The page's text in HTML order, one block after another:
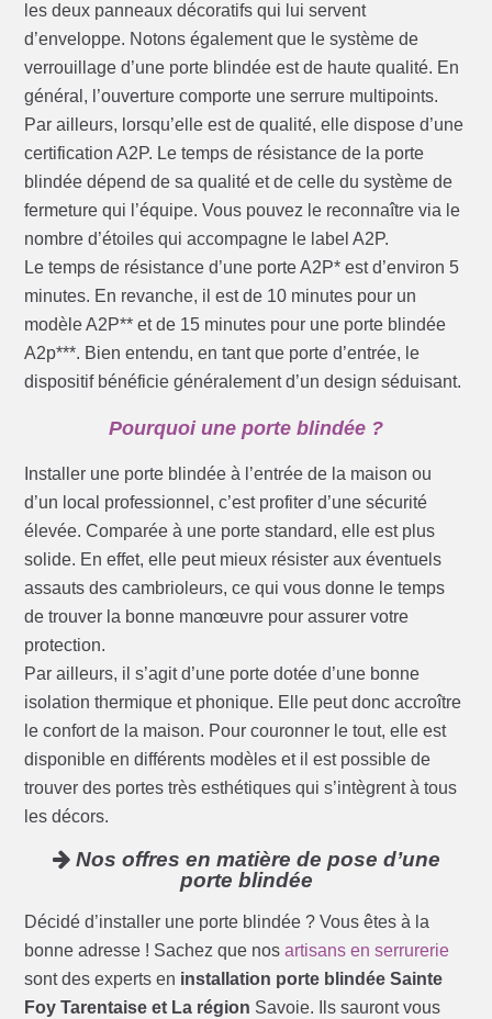
les deux panneaux décoratifs qui lui servent
d’enveloppe. Notons également que le système de
verrouillage d’une porte blindée est de haute qualité. En
général, l’ouverture comporte une serrure multipoints.
Par ailleurs, lorsqu’elle est de qualité, elle dispose d’une
certification A2P. Le temps de résistance de la porte
blindée dépend de sa qualité et de celle du système de
fermeture qui l’équipe. Vous pouvez le reconnaître via le
nombre d’étoiles qui accompagne le label A2P.
Le temps de résistance d’une porte A2P* est d’environ 5
minutes. En revanche, il est de 10 minutes pour un
modèle A2P** et de 15 minutes pour une porte blindée
A2p***. Bien entendu, en tant que porte d’entrée, le
dispositif bénéficie généralement d’un design séduisant.
Pourquoi une porte blindée ?
Installer une porte blindée à l’entrée de la maison ou
d’un local professionnel, c’est profiter d’une sécurité
élevée. Comparée à une porte standard, elle est plus
solide. En effet, elle peut mieux résister aux éventuels
assauts des cambrioleurs, ce qui vous donne le temps
de trouver la bonne manœuvre pour assurer votre
protection.
Par ailleurs, il s’agit d’une porte dotée d’une bonne
isolation thermique et phonique. Elle peut donc accroître
le confort de la maison. Pour couronner le tout, elle est
disponible en différents modèles et il est possible de
trouver des portes très esthétiques qui s’intègrent à tous
les décors.
Nos offres en matière de pose d’une
porte blindée
Décidé d’installer une porte blindée ? Vous êtes à la
bonne adresse ! Sachez que nosartisans en serrurerie
sont des experts en installation porte blindée Sainte
Foy Tarentaise et La région Savoie. Ils sauront vous